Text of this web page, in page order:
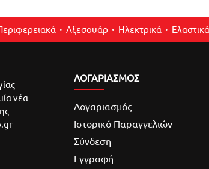
Αξεσουάρ Ηλεκτρικά Ελαστικά
νέα
ΛΟΓΑΡΙΑΣΜΌΣ
Λογαριασμός
Ιστορικό Παραγγελιών
Σύνδεση
Εγγραφή